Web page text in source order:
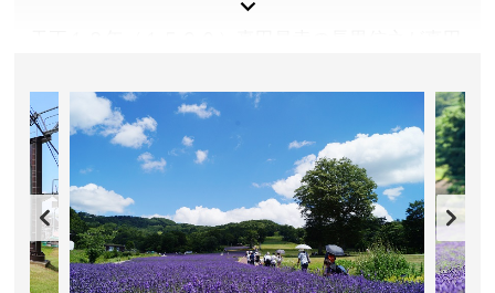
建造するが天和元年（１６８１）５代城主信利が失
政、翌年江戸幕府より破却となり現存していません
が、現在は公園として整備され、季節ごとに様々な
花木が楽しめます。公園内では石垣や鐘楼、沼田城
初代城主真田信之、小松姫の石像があり、日本の歴
史公園１００選に選定されています。